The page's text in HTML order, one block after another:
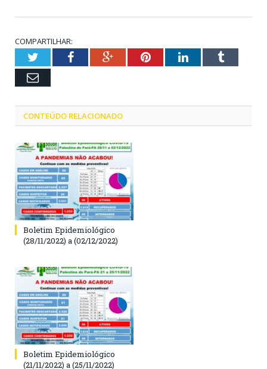
COMPARTILHAR:
TwitterFacebookGoogle+PinterestLinkedInTumblr
Email
CONTEÚDO RELACIONADO
Boletim Epidemiológico
(28/11/2022) a (02/12/2022)
Boletim Epidemiológico
(21/11/2022) a (25/11/2022)